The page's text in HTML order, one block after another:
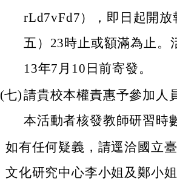
rLd7vFd7），即日起開放
五）23時止或額滿為止。
13年7月10日前寄發。
(七)請貴校本權責惠予參加人
本活動者核發教師研習時
如有任何疑義，請逕洽國立
文化研究中心李小姐及鄭小